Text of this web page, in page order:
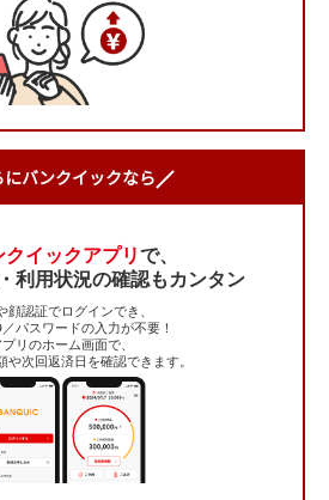
にバンクイックなら
クイックアプリで、
利用状況の確認もカンタン
顔認証でログインでき、
パスワードの入力が不要！
リのホーム画面で、
や次回返済日を確認できます。